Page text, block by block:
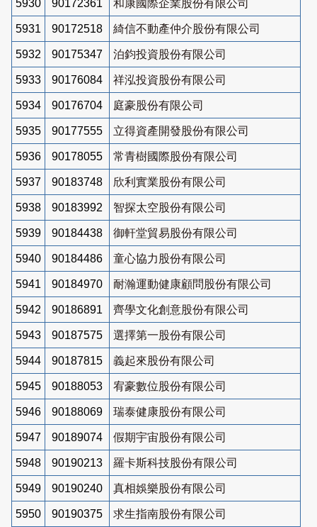
5930 90172361 和康國際企業股份有限公司
5931 90172518 綺信不動產仲介股份有限公司
5932 90175347 泊鈞投資股份有限公司
5933 90176084 祥泓投資股份有限公司
5934 90176704 庭豪股份有限公司
5935 90177555 立得資產開發股份有限公司
5936 90178055 常青樹國際股份有限公司
5937 90183748 欣利實業股份有限公司
5938 90183992 智探太空股份有限公司
5939 90184438 御軒堂貿易股份有限公司
5940 90184486 童心協力股份有限公司
5941 90184970 耐瀚運動健康顧問股份有限公司
5942 90186891 齊學文化創意股份有限公司
5943 90187575 選擇第一股份有限公司
5944 90187815 義起來股份有限公司
5945 90188053 宥豪數位股份有限公司
5946 90188069 瑞泰健康股份有限公司
5947 90189074 假期宇宙股份有限公司
5948 90190213 羅卡斯科技股份有限公司
5949 90190240 真相娛樂股份有限公司
5950 90190375
求生指南股份有限公司